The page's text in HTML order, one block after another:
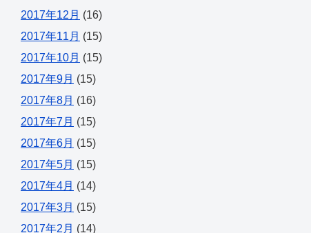
2017年12月 (16)
2017年11月 (15)
2017年10月 (15)
2017年9月 (15)
2017年8月 (16)
2017年7月 (15)
2017年6月 (15)
2017年5月 (15)
2017年4月 (14)
2017年3月 (15)
2017年2月 (14)